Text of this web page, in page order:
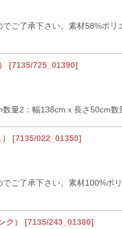
ご了承下さい。素材58%ポ
[7135/725_01390]
量2：幅138cmｘ長さ50cm
[7135/022_01350]
ご了承下さい。素材100%ポ
） [7135/243_01380]